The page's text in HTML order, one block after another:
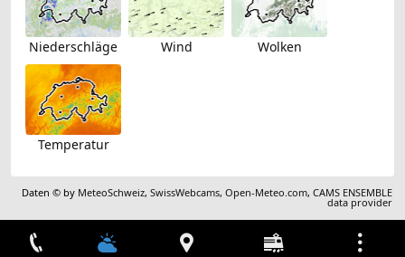
Niederschläge Wind Wolken
Temperatur
Daten © by MeteoSchweiz,SwissWebcams,Open-Meteo.com,CAMS ENSEMBLE
data provider